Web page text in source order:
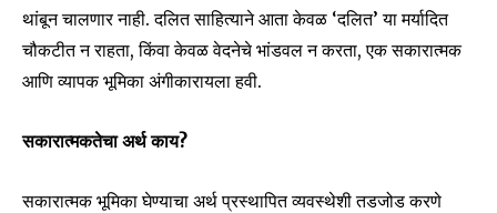
थांबून चालणार नाही. दलित साहित्याने आता केवळ ‘दलित’ या मर्यादित
चौकटीत न राहता, किंवा केवळ वेदनेचे भांडवल न करता, एक सकारात्मक
आणि व्यापक भूमिका अंगीकारायला हवी.
सकारात्मकतेचा अर्थ काय?
सकारात्मक भूमिका घेण्याचा अर्थ प्रस्थापित व्यवस्थेशी तडजोड करणे